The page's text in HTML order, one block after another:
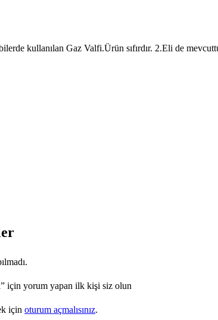
kullanılan Gaz Valfi.Ürün sıfırdır. 2.Eli de
için yorum yapan ilk kişi siz olun
için oturum açmalısınız.